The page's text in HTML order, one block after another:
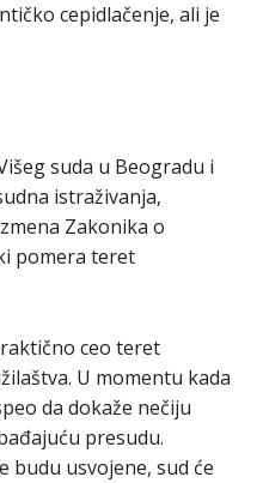
cepidlačenje, ali je
suda u Beogradu i
istraživanja,
Zakonika o
pomera teret
ceo teret
U momentu kada
da dokaže nečiju
presudu.
budu usvojene, sud će